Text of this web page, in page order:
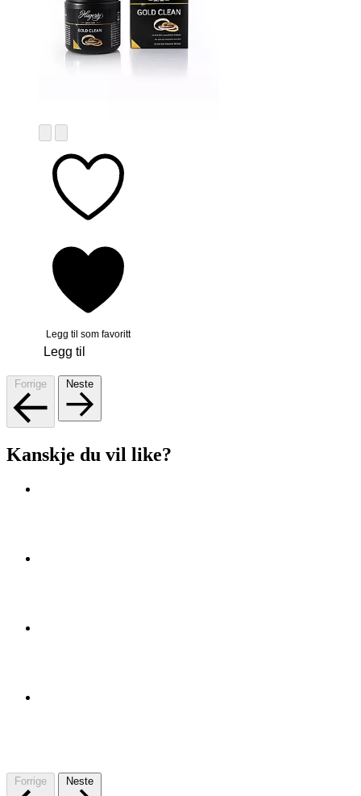
Legg til som favoritt
Legg til
Forrige Neste
Kanskje du vil like?
Forrige Neste